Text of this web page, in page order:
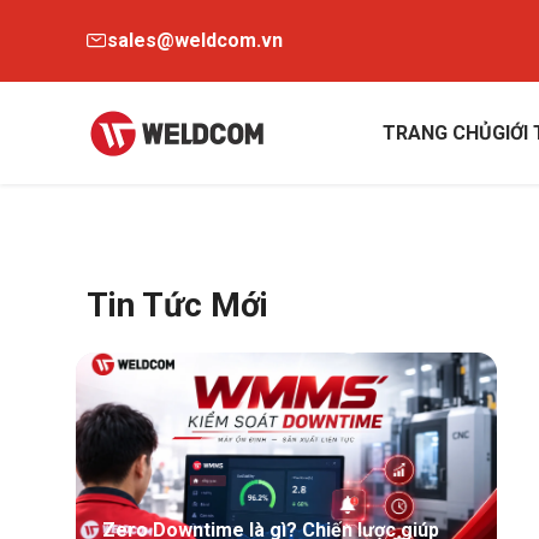
sales@weldcom.vn
TRANG CHỦGIỚI
Tin Tức Mới
Zero Downtime là gì? Chiến lược giúp